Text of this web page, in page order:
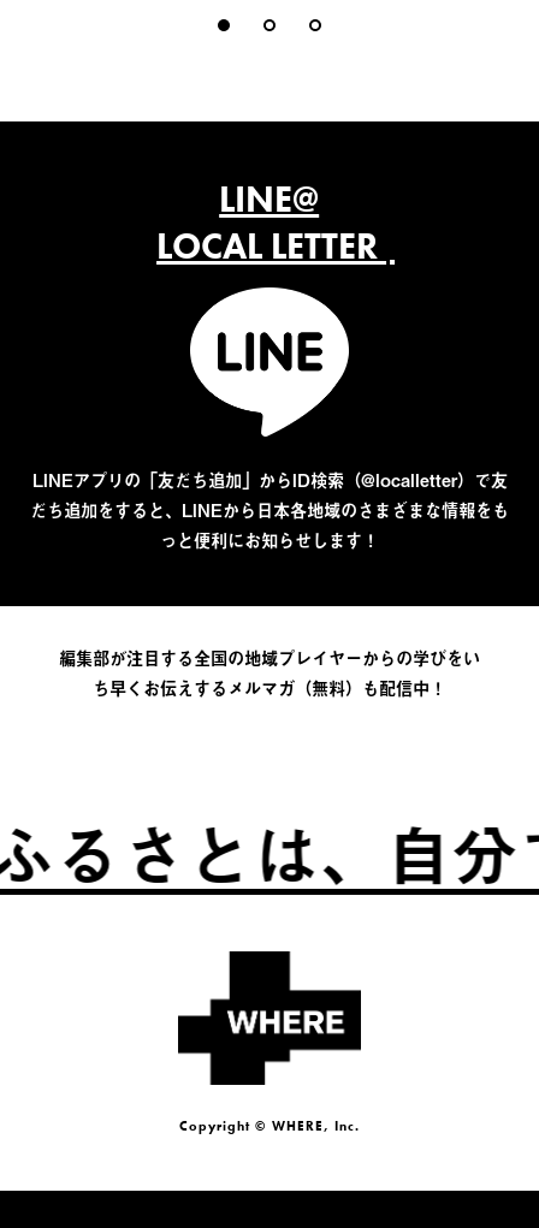
LINE@
LOCAL LETTER
LINEアプリの「友だち追加」からID検索（@localletter）で友
だち追加をすると、LINEから日本各地域のさまざまな情報をも
っと便利にお知らせします！
編集部が注目する全国の地域プレイヤーからの学びをい
ち早くお伝えするメルマガ（無料）も配信中！
は、自分でつく
Copyright © WHERE, Inc.